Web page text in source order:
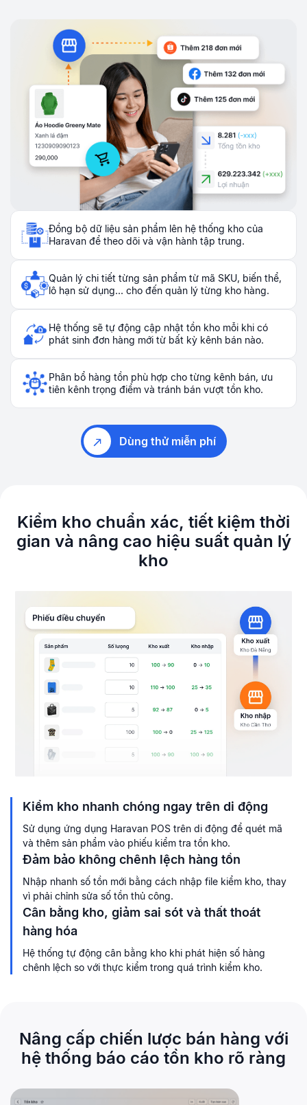
Đồng bộ dữ liệu sản phẩm lên hệ thống kho của
Haravan để theo dõi và vận hành tập trung.
Quản lý chi tiết từng sản phẩm từ mã SKU, biến thể,
lô hạn sử dụng... cho đến quản lý từng kho hàng.
Hệ thống sẽ tự động cập nhật tồn kho mỗi khi có
phát sinh đơn hàng mới từ bất kỳ kênh bán nào.
Phân bổ hàng tồn phù hợp cho từng kênh bán, ưu
tiên kênh trọng điểm và tránh bán vượt tồn kho.
Dùng thử miễn phí
Kiểm kho chuẩn xác, tiết kiệm thời
gian và nâng cao hiệu suất quản lý
kho
Kiểm kho nhanh chóng ngay trên di động
Sử dụng ứng dụng Haravan POS trên di động để quét mã
và thêm sản phẩm vào phiếu kiểm tra tồn kho.
Đảm bảo không chênh lệch hàng tồn
Nhập nhanh số tồn mới bằng cách nhập file kiểm kho, thay
vì phải chỉnh sửa số tồn thủ công.
Cân bằng kho, giảm sai sót và thất thoát
hàng hóa
Hệ thống tự động cân bằng kho khi phát hiện số hàng
chênh lệch so với thực kiểm trong quá trình kiểm kho.
Nâng cấp chiến lược bán hàng với
hệ thống báo cáo tồn kho rõ ràng